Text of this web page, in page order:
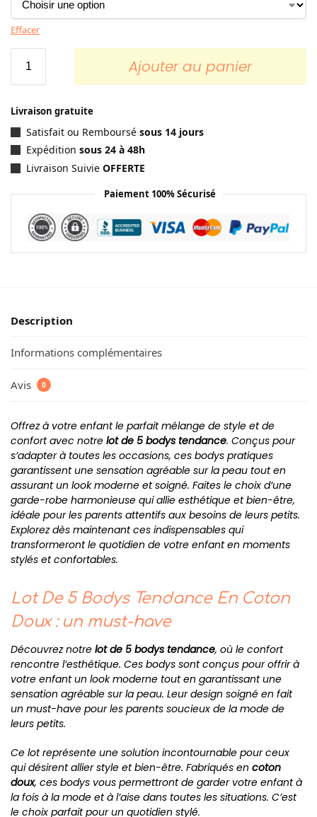
Effacer
Ajouter au panier
Livraison gratuite
Satisfait ou Remboursé sous 14 jours
Expédition sous 24 à 48h
Livraison Suivie OFFERTE
Paiement 100% Sécurisé
Description
Informations complémentaires
Avis 0
Offrez à votre enfant le parfait mélange de style et de
confort avec notre lot de 5 bodys tendance. Conçus pour
s’adapter à toutes les occasions, ces bodys pratiques
garantissent une sensation agréable sur la peau tout en
assurant un look moderne et soigné. Faites le choix d’une
garde-robe harmonieuse qui allie esthétique et bien-être,
idéale pour les parents attentifs aux besoins de leurs petits.
Explorez dès maintenant ces indispensables qui
transformeront le quotidien de votre enfant en moments
stylés et confortables.
Lot De 5 Bodys Tendance En Coton
Doux : un must-have
Découvrez notre lot de 5 bodys tendance, où le confort
rencontre l’esthétique. Ces bodys sont conçus pour offrir à
votre enfant un look moderne tout en garantissant une
sensation agréable sur la peau. Leur design soigné en fait
un must-have pour les parents soucieux de la mode de
leurs petits.
Ce lot représente une solution incontournable pour ceux
qui désirent allier style et bien-être. Fabriqués en coton
doux, ces bodys vous permettront de garder votre enfant à
la fois à la mode et à l’aise dans toutes les situations. C’est
le choix parfait pour un quotidien stylé.